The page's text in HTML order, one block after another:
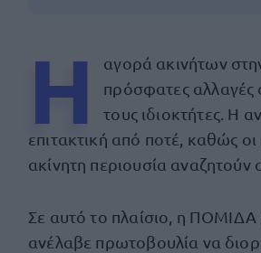
Η
αγορά ακινήτων
πρόσφατες αλλαγές
τους ιδιοκτήτες. Η
επιτακτική από ποτέ, καθώς
ακίνητη περιουσία αναζητούν
Σε αυτό το πλαίσιο, η
ανέλαβε πρωτοβουλία να